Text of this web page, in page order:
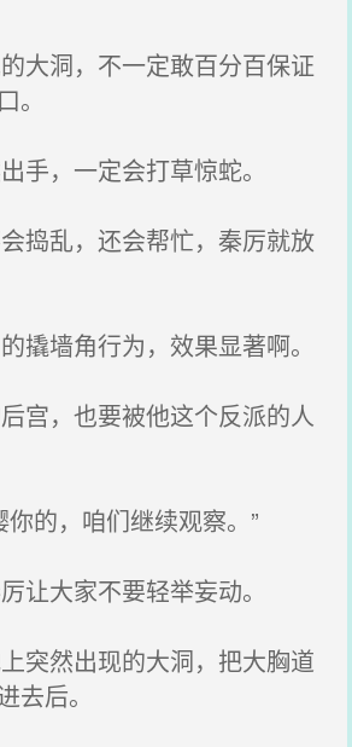
大洞，不一定敢百分百保证
。
手，一定会打草惊蛇。
捣乱，还会帮忙，秦厉就放
撬墙角行为，效果显著啊。
宫，也要被他这个反派的人
的，咱们继续观察。”
让大家不要轻举妄动。
突然出现的大洞，把大胸道
去后。